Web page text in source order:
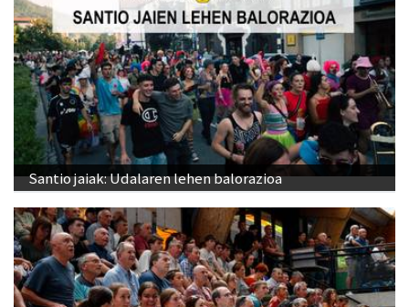
Santio jaiak: Udalaren lehen balorazioa